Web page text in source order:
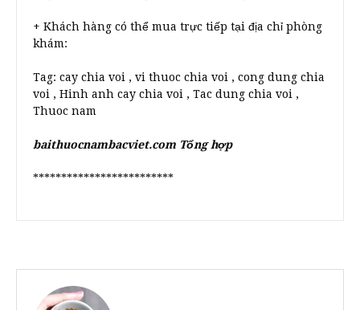
+ Khách hàng có thể mua trực tiếp tại địa chỉ phòng
khám:
Tag: cay chia voi , vi thuoc chia voi , cong dung chia
voi , Hinh anh cay chia voi , Tac dung chia voi ,
Thuoc nam
baithuocnambacviet.com Tổng hợp
*************************